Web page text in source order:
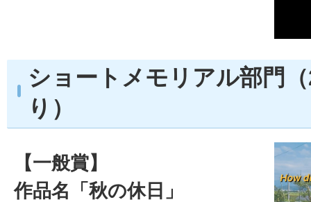
ショートメモリアル部門
り）
【一般賞】
作品名「秋の休日」